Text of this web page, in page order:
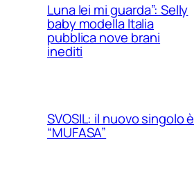
Luna lei mi guarda”: Selly
baby modella Italia
pubblica nove brani
inediti
SVOSIL: il nuovo singolo è
“MUFASA”